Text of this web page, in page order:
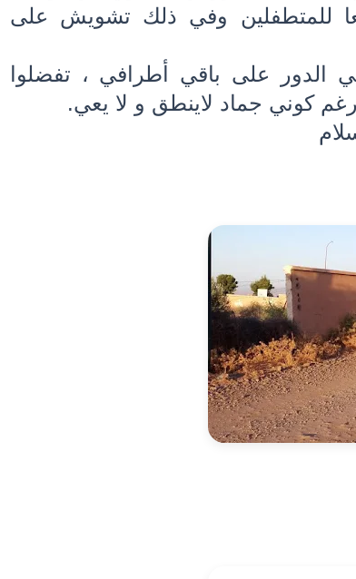
للمتطفلين وفي ذلك تشويش على
الدور على باقي أطرافي ، تفضلوا
رغم كوني جماد لاينطق و لا يعي.